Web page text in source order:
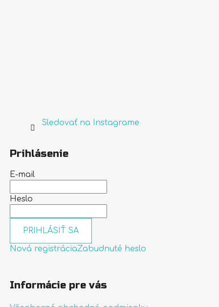
Sledovať na Instagrame
Prihlásenie
E-mail
Heslo
PRIHLÁSIŤ SA
Nová registráciaZabudnuté heslo
Informácie pre vás